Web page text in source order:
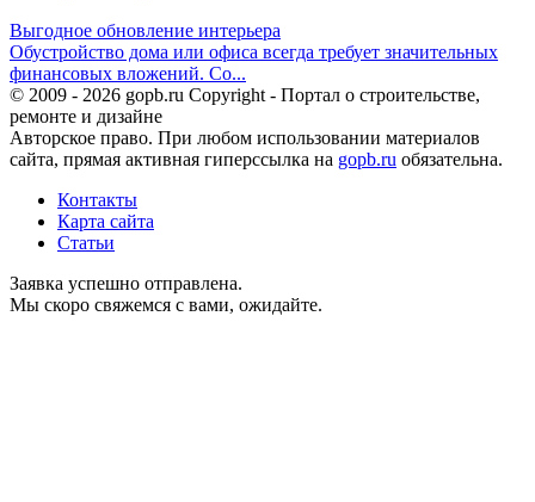
Выгодное обновление интерьера
Обустройство дома или офиса всегда требует значительных
финансовых вложений. Со...
© 2009 - 2026 gopb.ru Copyright - Портал о строительстве,
ремонте и дизайне
Авторское право. При любом использовании материалов
сайта, прямая активная гиперссылка на gopb.ru обязательна.
Контакты
Карта сайта
Статьи
Заявка успешно отправлена.
Мы скоро свяжемся с вами, ожидайте.